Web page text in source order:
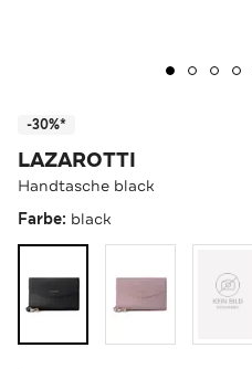
-30%*
LAZAROTTI
Handtasche black
Farbe: black